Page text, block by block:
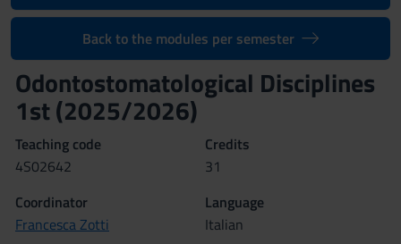
Back to the modules per semester
Odontostomatological Disciplines
1st (2025/2026)
Teaching code
4S02642
Credits
31
Coordinator
Francesca Zotti
Language
Italian